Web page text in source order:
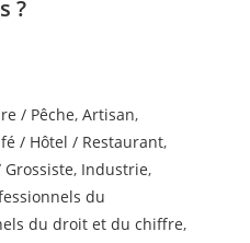
?
/ Pêche,Artisan,
/ Hôtel / Restaurant,
, Industrie,
du
du droit et du chiffre,